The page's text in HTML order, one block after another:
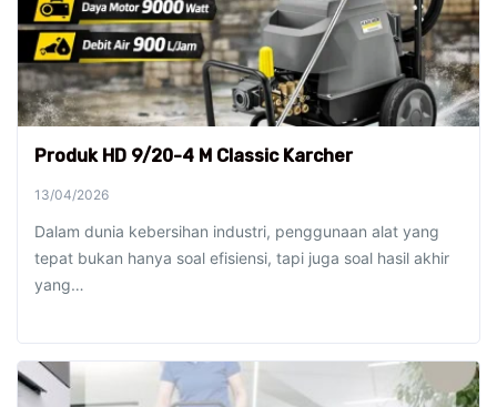
Produk HD 9/20-4 M Classic Karcher
13/04/2026
Dalam dunia kebersihan industri, penggunaan alat yang
tepat bukan hanya soal efisiensi, tapi juga soal hasil akhir
yang…